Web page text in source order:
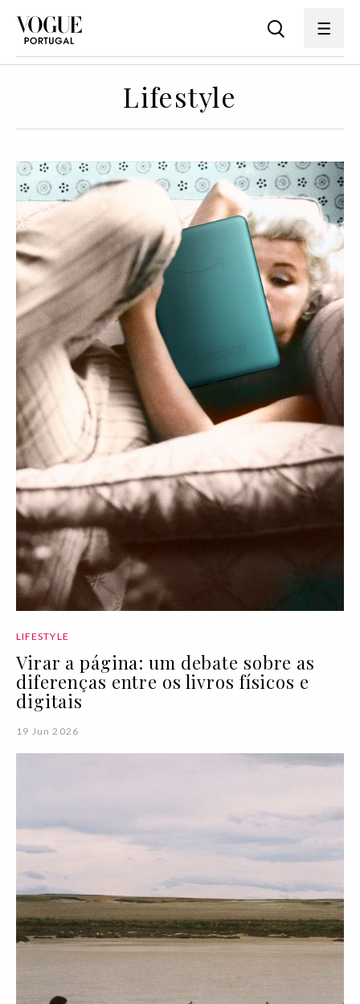
Lifestyle
LIFESTYLE
Virar a página: um debate sobre as
diferenças entre os livros físicos e
digitais
19 Jun 2026